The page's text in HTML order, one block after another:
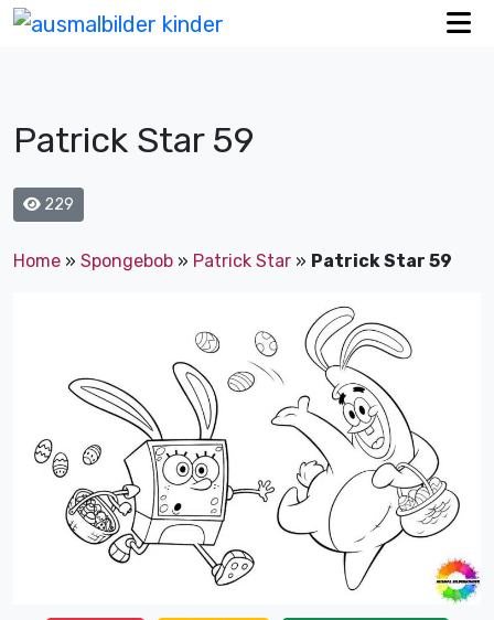
Patrick Star 59
229
Home » Spongebob » Patrick Star » Patrick Star 59